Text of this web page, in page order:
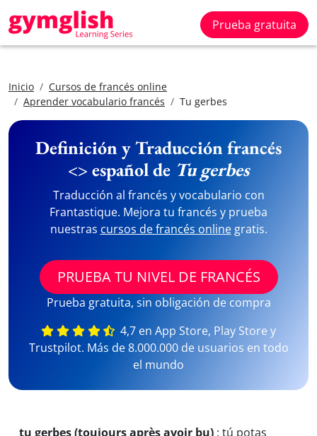
Prueba gratuita
Inicio
Cursos de francés online
Aprender vocabulario francés
Tu gerbes
Definición y Traducción francés
<> español de Tu gerbes
Traducción al francés y vocabulario con
Frantastique. Mejora tu francés y prueba
nuestras cursos de francés onlinegratis.
PRUEBA TU NIVEL DE FRANCÉS
Prueba gratuita, sin obligación de compra
4,7 en App Store, Play Store y
Trustpilot. Más de 8.000.000 de usuarios en todo
el mundo
tu gerbes (toujours après avoir bu) : tú potas